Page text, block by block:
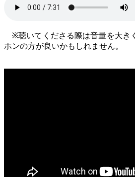
※聴いてくださる際は音量を大き
ホンの方が良いかもしれません。